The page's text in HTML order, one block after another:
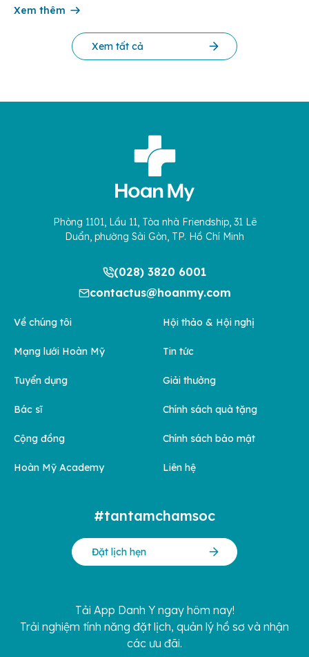
hiểu rõ […]
Xem thêm
Xem tất cả
Phòng 1101, Lầu 11, Tòa nhà Friendship, 31 Lê
Duẩn, phường Sài Gòn, TP. Hồ Chí Minh
(028) 3820 6001
contactus@hoanmy.com
Về chúng tôi
Mạng lưới Hoàn Mỹ
Tuyển dụng
Bác sĩ
Cộng đồng
Hoàn Mỹ Academy
Hội thảo & Hội nghị
Tin tức
Giải thưởng
Chính sách quà tặng
Chính sách bảo mật
Liên hệ
#tantamchamsoc
Đặt lịch hẹn
Tải App Danh Y ngay hôm nay!
Trải nghiệm tính năng đặt lịch, quản lý hồ sơ và nhận
các ưu đãi.